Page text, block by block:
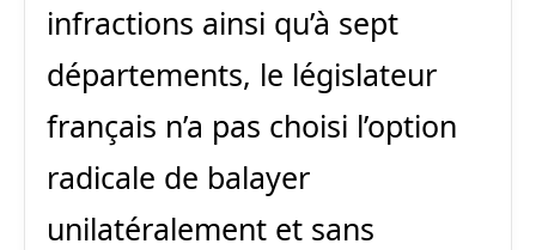
infractions ainsi qu’à sept
départements, le législateur
français n’a pas choisi l’option
radicale de balayer
unilatéralement et sans